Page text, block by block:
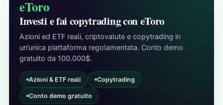
eToro
Investi e fai copytrading con eToro
Azioni ed ETF reali, criptovalute e copytrading in
un’unica piattaforma regolamentata. Conto demo
gratuito da 100.000$.
Azioni & ETF reali Copytrading
Conto demo gratuito